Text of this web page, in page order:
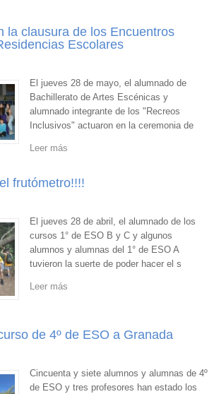
la clausura de los Encuentros
Escolares
El jueves 28 de mayo, el alumnado de
Bachillerato de Artes Escénicas y
alumnado integrante de los "Recreos
Inclusivos" actuaron en la ceremonia de
Leer más
frutómetro!!!!
El jueves 28 de abril, el alumnado de los
cursos 1° de ESO B y C y algunos
alumnos y alumnas del 1° de ESO A
tuvieron la suerte de poder hacer el s
Leer más
de 4º de ESO a Granada
Cincuenta y siete alumnos y alumnas de 4º
de ESO y tres profesores han estado los